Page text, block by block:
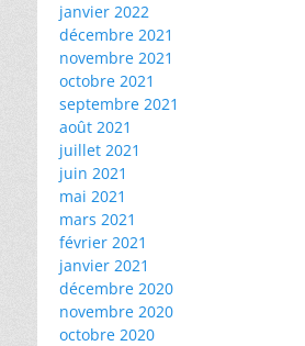
janvier 2022
décembre 2021
novembre 2021
octobre 2021
septembre 2021
août 2021
juillet 2021
juin 2021
mai 2021
mars 2021
février 2021
janvier 2021
décembre 2020
novembre 2020
octobre 2020